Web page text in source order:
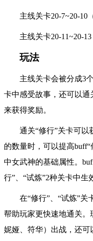
主线关卡20-7~20-10
主线关卡20-11~20-
玩法
主线关卡会被分成3
卡中感受故事，还可以通
来获得奖励。
通关“修行”关卡可以
的数量时，可以提高
中女武神的基础属性。
行”、“试炼”2种关卡中生
在“修行”、“试炼”关
帮助玩家更快速地通关
妮娅、符华）出战，还可